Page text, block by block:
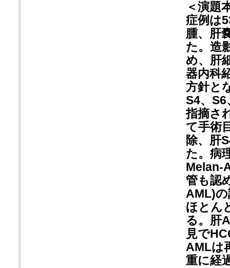
＜演題
症例は
腫、肝
た。造
め、肝
器内科
方針と
S4、
指摘さ
て手術
除、肝
た。病
Melan-
管も認
AML)
ほとん
る。肝
見で
AMLは
重に経